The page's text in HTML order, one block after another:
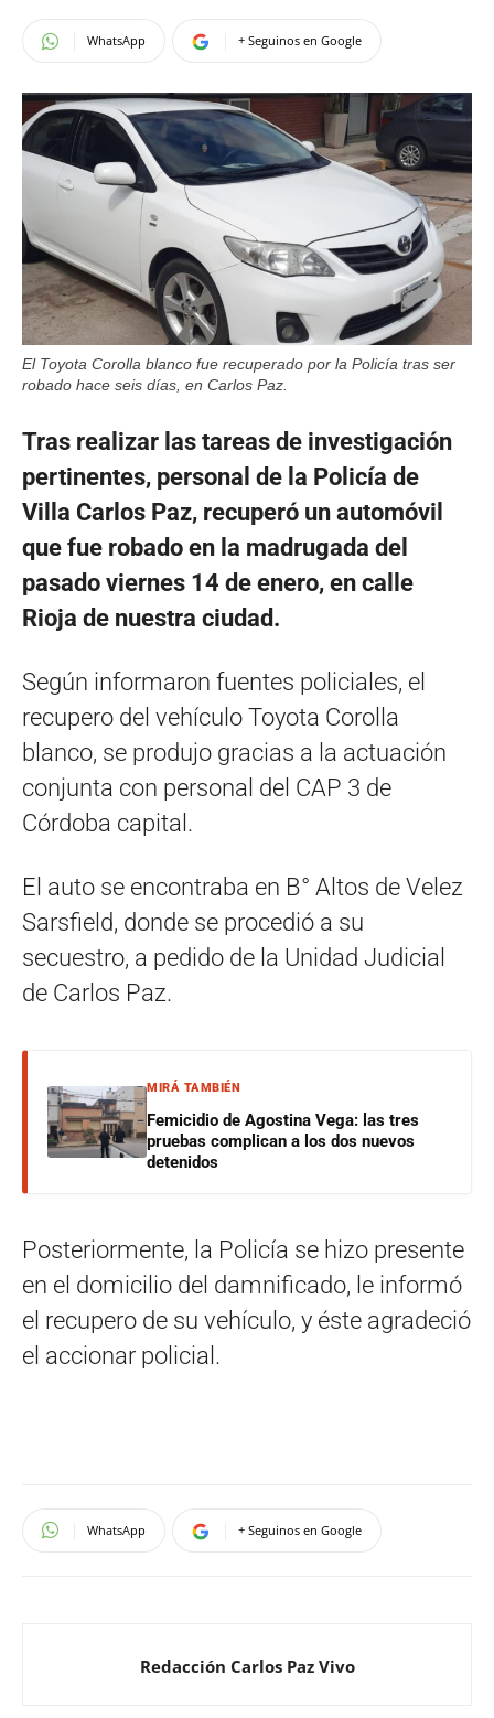
WhatsApp + Seguinos en Google
El Toyota Corolla blanco fue recuperado por la Policía tras ser
robado hace seis días, en Carlos Paz.
Tras realizar las tareas de investigación
pertinentes, personal de la Policía de
Villa Carlos Paz, recuperó un automóvil
que fue robado en la madrugada del
pasado viernes 14 de enero, en calle
Rioja de nuestra ciudad.
Según informaron fuentes policiales, el
recupero del vehículo Toyota Corolla
blanco, se produjo gracias a la actuación
conjunta con personal del CAP 3 de
Córdoba capital.
El auto se encontraba en B° Altos de Velez
Sarsfield, donde se procedió a su
secuestro, a pedido de la Unidad Judicial
de Carlos Paz.
MIRÁ TAMBIÉN
Femicidio de Agostina Vega: las tres
pruebas complican a los dos nuevos
detenidos
Posteriormente, la Policía se hizo presente
en el domicilio del damnificado, le informó
el recupero de su vehículo, y éste agradeció
el accionar policial.
WhatsApp + Seguinos en Google
Redacción Carlos Paz Vivo